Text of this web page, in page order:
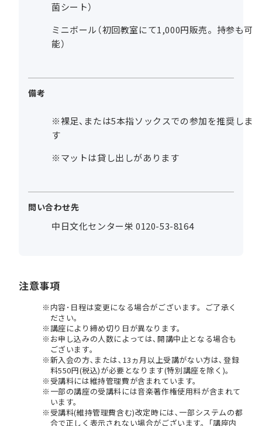
菌シート）
ミニボール（初回教室にて1,000円販売。持参も可
能）
備考
※裸足、または5本指ソックスでの参加を推奨しま
す
※マットは貸し出しがあります
問い合わせ先
中日文化センター栄 0120-53-8164
注意事項
内容･日程は変更になる場合がございます。ご了承く
ださい。
講座により締め切り日が異なります。
お申し込みの人数によっては､開講中止となる場合も
ございます。
新入会の方､または､13ヵ月以上受講がない方は､登録
料550円(税込)が必要となります(特別講座を除く)。
受講料には維持管理費が含まれています。
一部の講座の受講料には音楽著作権使用料が含まれて
います。
受講料(維持管理費含む)改定時には､一部システムの都
合で正しく表示されない場合がございます。｢講座内